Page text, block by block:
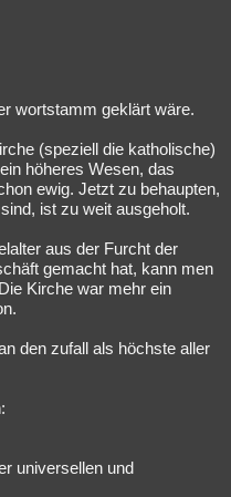
wortstamm geklärt wäre.
(speziell die katholische)
höheres Wesen, das
ewig. Jetzt zu behaupten,
ist zu weit ausgeholt.
aus der Furcht der
gemacht hat, kann men
Kirche war mehr ein
den zufall als höchste aller
universellen und